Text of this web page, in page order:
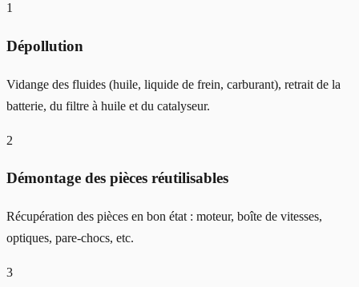
1
Dépollution
Vidange des fluides (huile, liquide de frein, carburant), retrait de la
batterie, du filtre à huile et du catalyseur.
2
Démontage des pièces réutilisables
Récupération des pièces en bon état : moteur, boîte de vitesses,
optiques, pare-chocs, etc.
3